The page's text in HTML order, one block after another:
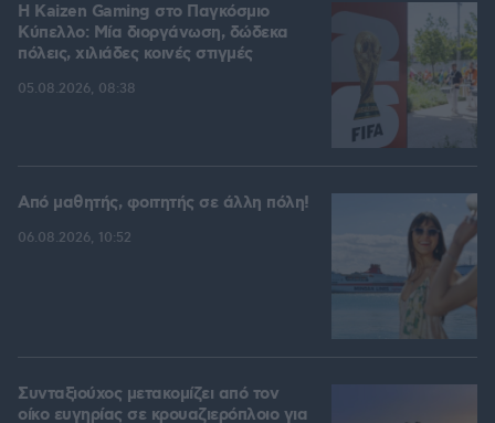
H Kaizen Gaming στο Παγκόσμιο
Kύπελλο: Μία διοργάνωση, δώδεκα
πόλεις, χιλιάδες κοινές στιγμές
05.08.2026, 08:38
Από μαθητής, φοιτητής σε άλλη πόλη!
06.08.2026, 10:52
Συνταξιούχος μετακομίζει από τον
οίκο ευγηρίας σε κρουαζιερόπλοιο για